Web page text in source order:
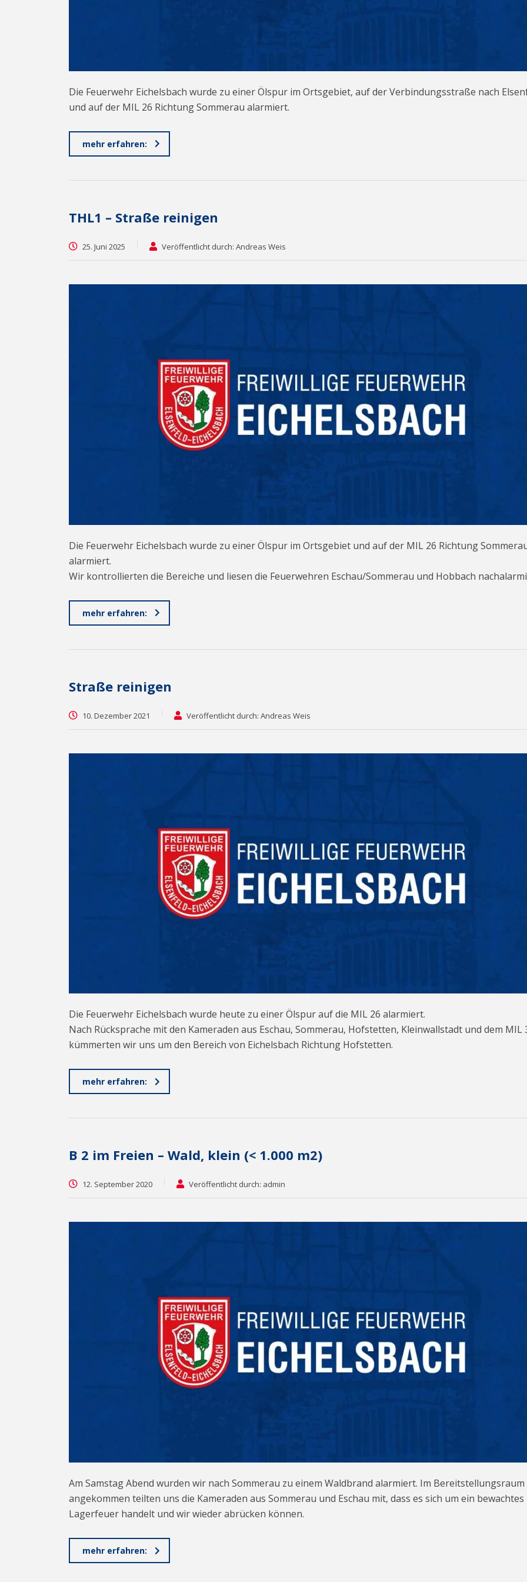
Die Feuerwehr Eichelsbach wurde zu einer Ölspur im Ortsgebiet, auf der Verbindungsstraße nach
und auf der MIL 26 Richtung Sommerau alarmiert.
mehr erfahren:
THL1 – Straße reinigen
25. Juni 2025 Veröffentlicht durch: Andreas Weis
Die Feuerwehr Eichelsbach wurde zu einer Ölspur im Ortsgebiet und auf der MIL 26 Richtung
alarmiert.
Wir kontrollierten die Bereiche und liesen die Feuerwehren Eschau/Sommerau und Hobbach
mehr erfahren:
Straße reinigen
10. Dezember 2021 Veröffentlicht durch: Andreas Weis
Die Feuerwehr Eichelsbach wurde heute zu einer Ölspur auf die MIL 26 alarmiert.
Nach Rücksprache mit den Kameraden aus Eschau, Sommerau, Hofstetten, Kleinwallstadt und dem MIL
kümmerten wir uns um den Bereich von Eichelsbach Richtung Hofstetten.
mehr erfahren:
B 2 im Freien – Wald, klein (< 1.000 m2)
12. September 2020 Veröffentlicht durch: admin
Am Samstag Abend wurden wir nach Sommerau zu einem Waldbrand alarmiert. Im Bereitstellungsraum
angekommen teilten uns die Kameraden aus Sommerau und Eschau mit, dass es sich um ein bewachtes
Lagerfeuer handelt und wir wieder abrücken können.
mehr erfahren: